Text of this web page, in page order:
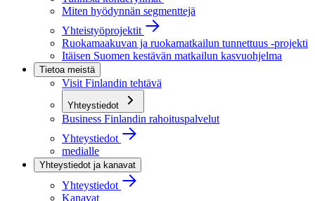
Miten hyödynnän segmenttejä
Yhteistyöprojektit
Ruokamaakuvan ja ruokamatkailun tunnettuus -projekti
Itäisen Suomen kestävän matkailun kasvuohjelma
Tietoa meistä
Visit Finlandin tehtävä
Yhteystiedot
Business Finlandin rahoituspalvelut
Yhteystiedot
medialle
Yhteystiedot ja kanavat
Yhteystiedot
Kanavat